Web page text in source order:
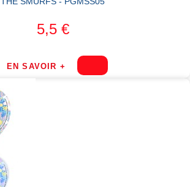
5,5 €
EN SAVOIR +